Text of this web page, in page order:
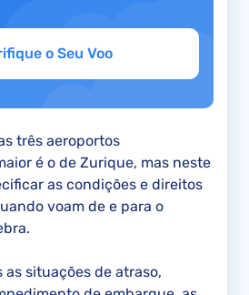
o Seu Voo
três aeroportos
é o de Zurique, mas neste
as condições e direitos
voam de e para o
as situações de atraso,